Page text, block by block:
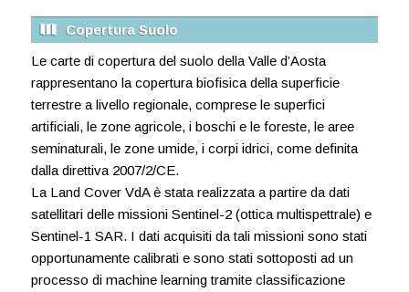
Copertura Suolo
Le carte di copertura del suolo della Valle d’Aosta
rappresentano la copertura biofisica della superficie
terrestre a livello regionale, comprese le superfici
artificiali, le zone agricole, i boschi e le foreste, le aree
seminaturali, le zone umide, i corpi idrici, come definita
dalla direttiva 2007/2/CE.
La Land Cover VdA è stata realizzata a partire da dati
satellitari delle missioni Sentinel-2 (ottica multispettrale) e
Sentinel-1 SAR. I dati acquisiti da tali missioni sono stati
opportunamente calibrati e sono stati sottoposti ad un
processo di machine learning tramite classificazione